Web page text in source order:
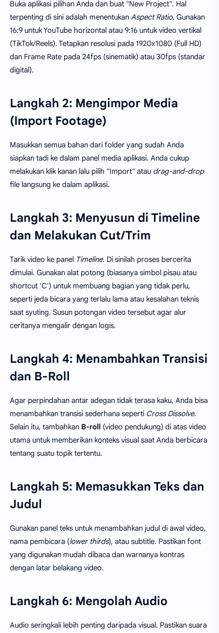
Buka aplikasi pilihan Anda dan buat "New Project". Hal
terpenting di sini adalah menentukan Aspect Ratio. Gunakan
16:9 untuk YouTube horizontal atau 9:16 untuk video vertikal
(TikTok/Reels). Tetapkan resolusi pada 1920x1080 (Full HD)
dan Frame Rate pada 24fps (sinematik) atau 30fps (standar
digital).
Langkah 2: Mengimpor Media
(Import Footage)
Masukkan semua bahan dari folder yang sudah Anda
siapkan tadi ke dalam panel media aplikasi. Anda cukup
melakukan klik kanan lalu pilih "Import" atau drag-and-drop
file langsung ke dalam aplikasi.
Langkah 3: Menyusun di Timeline
dan Melakukan Cut/Trim
Tarik video ke panel Timeline. Di sinilah proses bercerita
dimulai. Gunakan alat potong (biasanya simbol pisau atau
shortcut 'C') untuk membuang bagian yang tidak perlu,
seperti jeda bicara yang terlalu lama atau kesalahan teknis
saat syuting. Susun potongan video tersebut agar alur
ceritanya mengalir dengan logis.
Langkah 4: Menambahkan Transisi
dan B-Roll
Agar perpindahan antar adegan tidak terasa kaku, Anda bisa
menambahkan transisi sederhana seperti Cross Dissolve.
Selain itu, tambahkan B-roll (video pendukung) di atas video
utama untuk memberikan konteks visual saat Anda berbicara
tentang suatu topik tertentu.
Langkah 5: Memasukkan Teks dan
Judul
Gunakan panel teks untuk menambahkan judul di awal video,
nama pembicara (lower thirds), atau subtitle. Pastikan font
yang digunakan mudah dibaca dan warnanya kontras
dengan latar belakang video.
Langkah 6: Mengolah Audio
Audio seringkali lebih penting daripada visual. Pastikan suara